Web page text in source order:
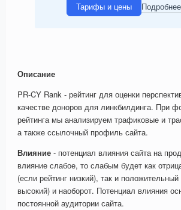
Тарифы и цены Подробнее
Описание
PR-CY Rank - рейтинг для оценки
качестве доноров для линкбилдинга. При
рейтинга мы анализируем трафиковые и
а также ссылочный профиль сайта.
Влияние - потенциал влияния сайта на
влияние слабое, то слабым будет как
(если рейтинг низкий), так и положительный
высокий) и наоборот. Потенциал влияния
постоянной аудитории сайта.